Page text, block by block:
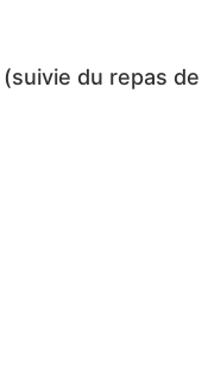
du repas de